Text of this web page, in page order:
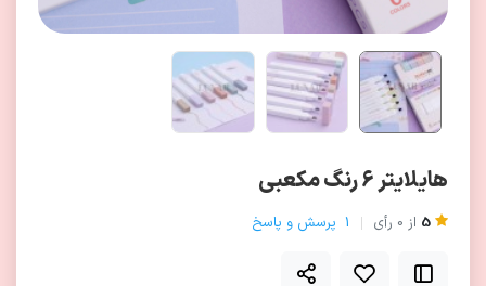
هایلایتر 6 رنگ مکعبی
5 از 0 رأی 1 پرسش و پاسخ